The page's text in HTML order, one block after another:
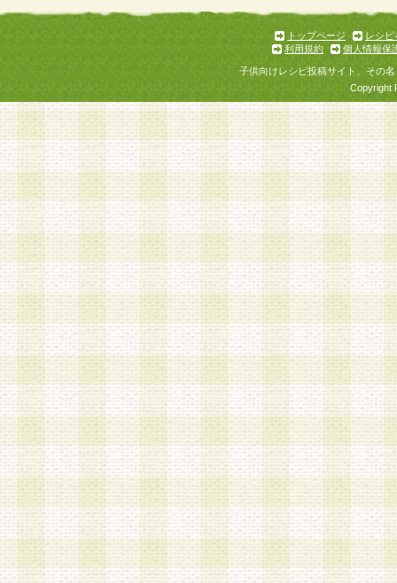
トップページ
レシピ
利用規約
個人情報保
子供向けレシピ投稿サイト、その
Copyright